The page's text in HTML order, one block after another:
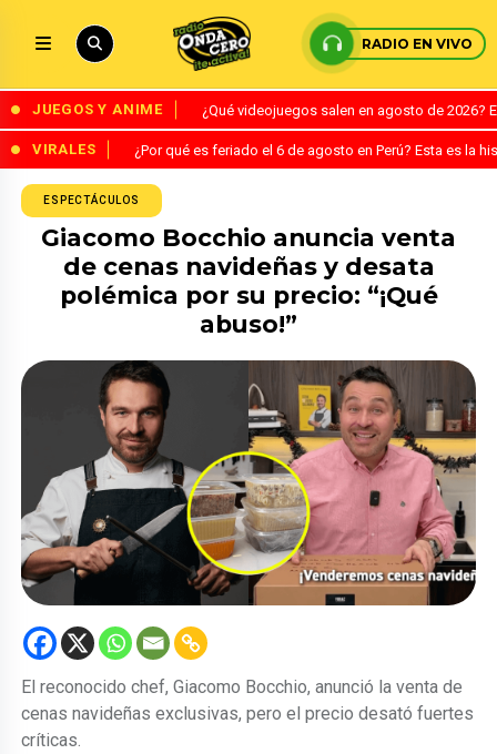
RADIO EN VIVO
JUEGOS Y ANIME ¿Qué videojuegos salen en agosto de
VIRALES ¿Por qué es feriado el 6 de agosto en Perú? Esta es la
ESPECTÁCULOS
Giacomo Bocchio anuncia venta
de cenas navideñas y desata
polémica por su precio: “¡Qué
abuso!”
El reconocido chef, Giacomo Bocchio, anunció la venta de
cenas navideñas exclusivas, pero el precio desató fuertes
críticas.